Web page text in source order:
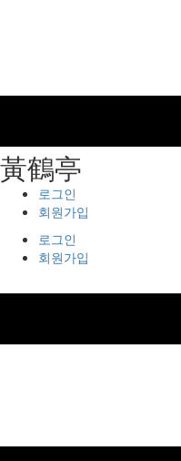
⿈鶴亭
로그인
회원가입
로그인
회원가입